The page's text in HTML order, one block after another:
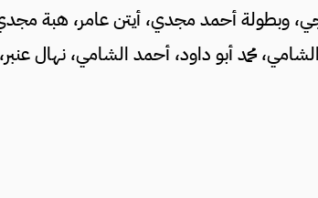
وبطولة أحمد مجدي، أيتن عامر، هبة
محمد أبو داود، أحمد الشامي، نهال